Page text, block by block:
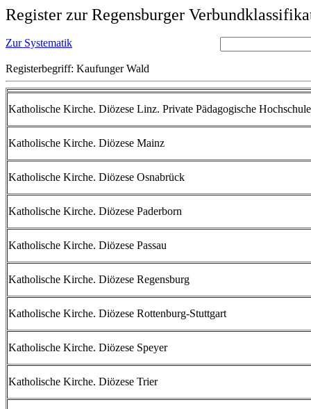
Register zur Regensburger
Zur Systematik
Registerbegriff: Kaufunger Wald
Katholische Kirche. Diözese Linz. Private Pädagogische Hochschule
Katholische Kirche. Diözese Mainz
Katholische Kirche. Diözese Osnabrück
Katholische Kirche. Diözese Paderborn
Katholische Kirche. Diözese Passau
Katholische Kirche. Diözese Regensburg
Katholische Kirche. Diözese Rottenburg-Stuttgart
Katholische Kirche. Diözese Speyer
Katholische Kirche. Diözese Trier